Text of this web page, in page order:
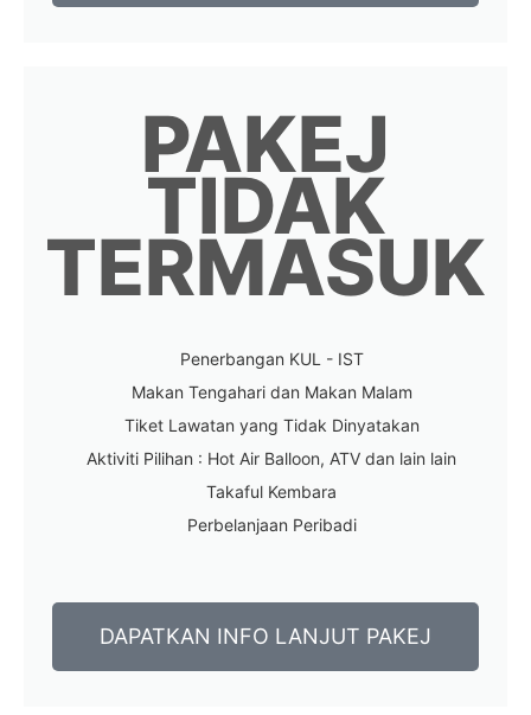
PAKEJ
TIDAK
TERMASUK
Penerbangan KUL - IST
Makan Tengahari dan Makan Malam
Tiket Lawatan yang Tidak Dinyatakan
Aktiviti Pilihan : Hot Air Balloon, ATV dan lain lain
Takaful Kembara
Perbelanjaan Peribadi
DAPATKAN INFO LANJUT PAKEJ